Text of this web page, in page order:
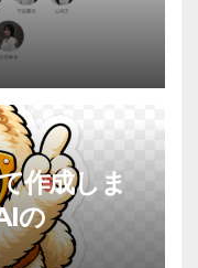
作成しま
の